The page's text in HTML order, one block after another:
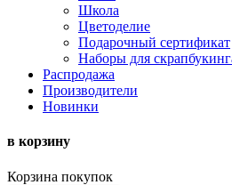
Школа
Цветоделие
Подарочный сертификат
Наборы для
Распродажа
Производители
Новинки
в корзину
Корзина покупок